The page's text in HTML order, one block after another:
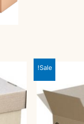
Sale!